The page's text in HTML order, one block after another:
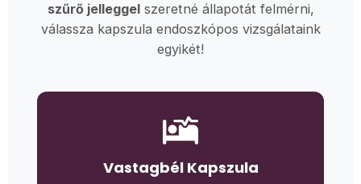
szűrő jelleggelszeretné állapotát felmérni,
válassza kapszula endoszkópos vizsgálataink
egyikét!
Vastagbél Kapszula